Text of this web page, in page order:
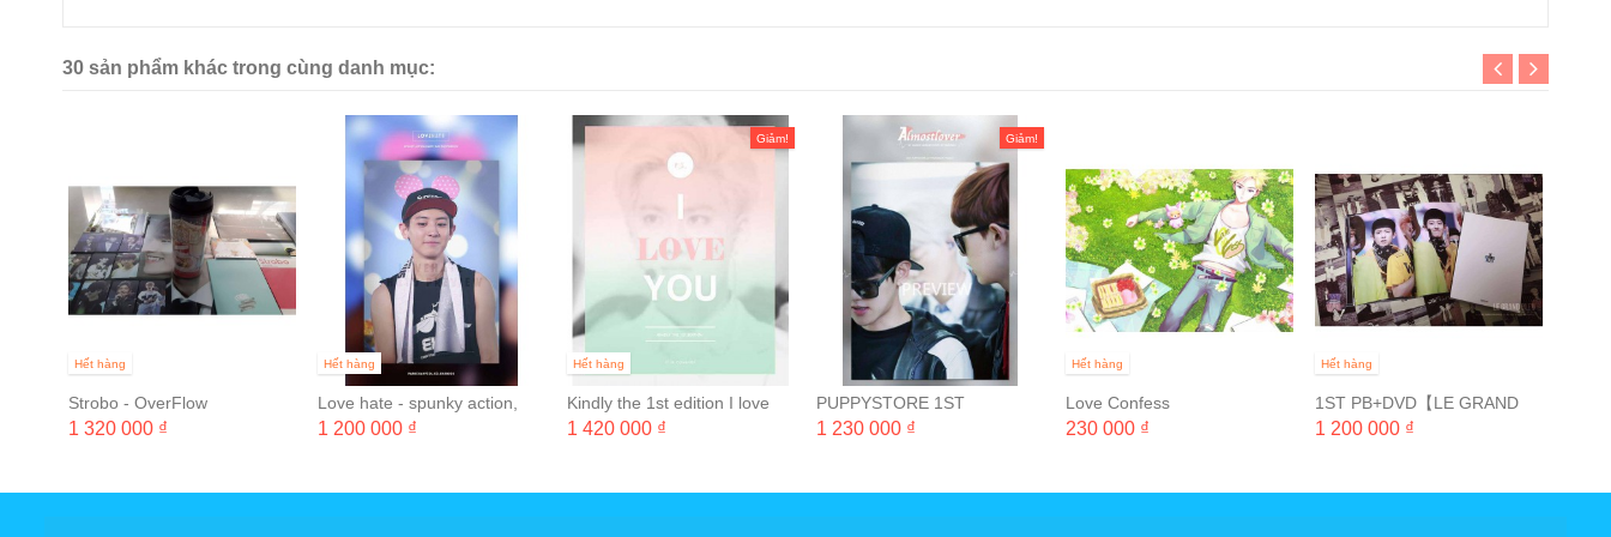
30 sản phẩm khác trong cùng danh mục:
Hết hàng
Strobo - OverFlow
1 320 000 ₫
Hết hàng
Love hate - spunky action,
baby!
1 200 000 ₫
Giảm!
Hết hàng
Kindly the 1st edition I love
you
1 420 000 ₫
Giảm!
PUPPYSTORE 1ST
PHOTOBOOK 'ALMOST
1 230 000 ₫
Hết hàng
Love Confess
230 000 ₫
Hết hàng
1ST PB+DVD【LE GRAND
BLEU】REPRINT ORDER /
1 200 000 ₫